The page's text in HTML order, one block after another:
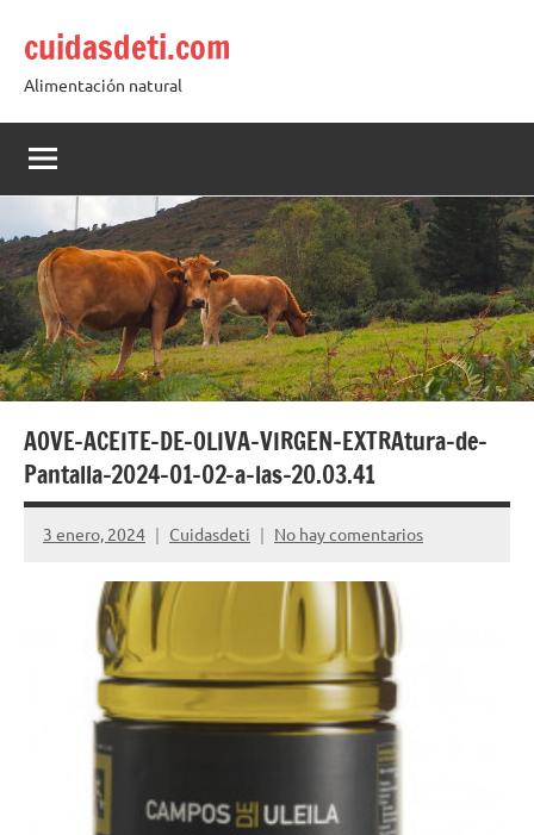
contenido
cuidasdeti.com
Alimentación natural
AOVE-ACEITE-DE-OLIVA-VIRGEN-EXTRAtura-de-
Pantalla-2024-01-02-a-las-20.03.41
3 enero, 2024 Cuidasdeti No hay comentarios